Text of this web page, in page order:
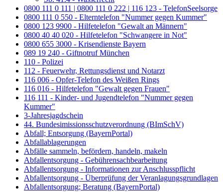
0800 111 0 111 | 0800 111 0 222 | 116 123 - TelefonSeelsorge
0800 111 0 550 - Elterntelefon "Nummer gegen Kummer"
0800 123 9900 - Hilfetelefon "Gewalt an Männern"
0800 40 40 020 - Hilfetelefon "Schwangere in Not"
0800 655 3000 - Krisendienste Bayern
089 19 240 - Giftnotruf München
110 - Polizei
112 - Feuerwehr, Rettungsdienst und Notarzt
116 006 - Opfer-Telefon des Weißen Rings
116 016 - Hilfetelefon "Gewalt gegen Frauen"
116 111 - Kinder- und Jugendtelefon "Nummer gegen
Kummer"
3-Jahresjagdschein
44. Bundesimissionsschutzverordnung (BImSchV)
Abfall; Entsorgung (BayernPortal)
Abfallablagerungen
Abfälle sammeln, befördern, handeln, makeln
Abfallentsorgung - Gebührensachbearbeitung
Abfallentsorgung - Informationen zur Anschlusspflicht
Abfallentsorgung - Überprüfung der Veranlagungsgrundlagen
Abfallentsorgung; Beratung (BayernPortal)